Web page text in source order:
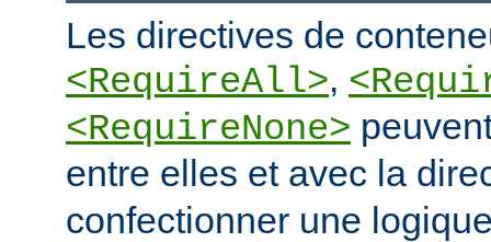
Les directives de
<RequireAll>,
<RequireNone>
entre elles et avec la
confectionner une